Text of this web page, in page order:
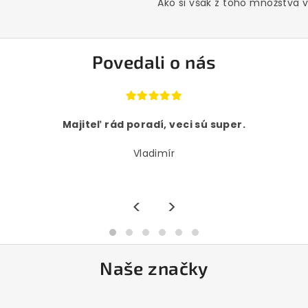
Povedali o nás
Majiteľ rád poradí, veci sú super.
Vladimír
< >
Naše značky